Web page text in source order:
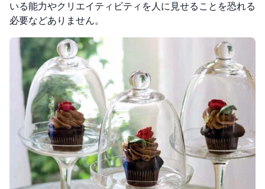
いる能力やクリエイティビティを人に見せることを恐れる
必要などありません。